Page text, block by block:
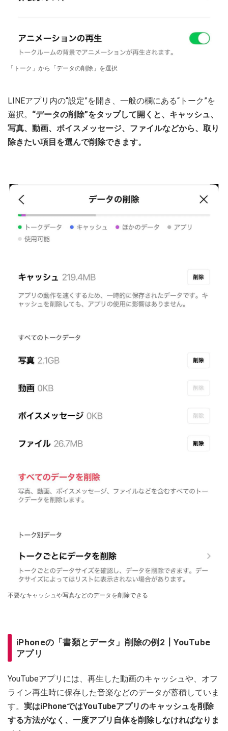
「トーク」から「データの削除」を選択
LINEアプリ内の“設定”を開き、一般の欄にある“トーク”を
選択。 “データの削除”をタップして開くと、キャッシュ、
写真、動画、ボイスメッセージ、ファイルなどから、取り
除きたい項目を選んで削除できます。
不要なキャッシュや写真などのデータを削除できる
iPhoneの「書類とデータ」削除の例2┃YouTube
アプリ
YouTubeアプリには、再生した動画のキャッシュや、オフ
ライン再生時に保存した音楽などのデータが蓄積していま
す。 実はiPhoneではYouTubeアプリのキャッシュを削除
する方法がなく、一度アプリ自体を削除しなければなりま